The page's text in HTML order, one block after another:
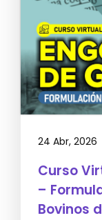
24 Abr, 2026
Curso
–
Bovinos